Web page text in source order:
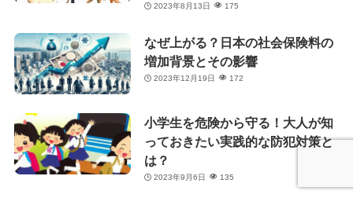
2023年8月13日 175
なぜ上がる？日本の社会保険料の
増加背景とその影響
2023年12月19日 172
小学生を危険から守る！大人が知
っておきたい実践的な防犯対策と
は？
2023年9月6日 135